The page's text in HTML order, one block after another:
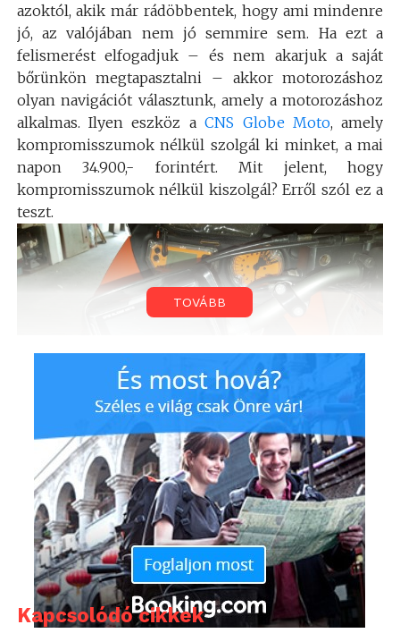
azoktól, akik már rádöbbentek, hogy ami mindenre
jó, az valójában nem jó semmire sem. Ha ezt a
felismerést elfogadjuk – és nem akarjuk a saját
bőrünkön megtapasztalni – akkor motorozáshoz
olyan navigációt választunk, amely a motorozáshoz
alkalmas. Ilyen eszköz aCNS Globe Moto, amely
kompromisszumok nélkül szolgál ki minket, a mai
napon 34.900,- forintért. Mit jelent, hogy
kompromisszumok nélkül kiszolgál? Erről szól ez a
teszt.
Amikor ifjú voltam és bohó, én magam is
motoroztam. Aztán az élet úgy hozta, hogy leszálljak
a két kerékről, de nem volt ez olyan régen, s így
nagyon jól emlékszem a nagy túrákra. Amikor az
ember beleindult a nagyvilágba és csak a szél volt,
az út és mi. És emlékszem a nagy eltévedésekre,
amiket azért kihagytam volna szívesen a kalandból.
Persze lehetett akkoriban is navigálni, de ehhez
TOVÁBB
Kapcsolódó cikkek